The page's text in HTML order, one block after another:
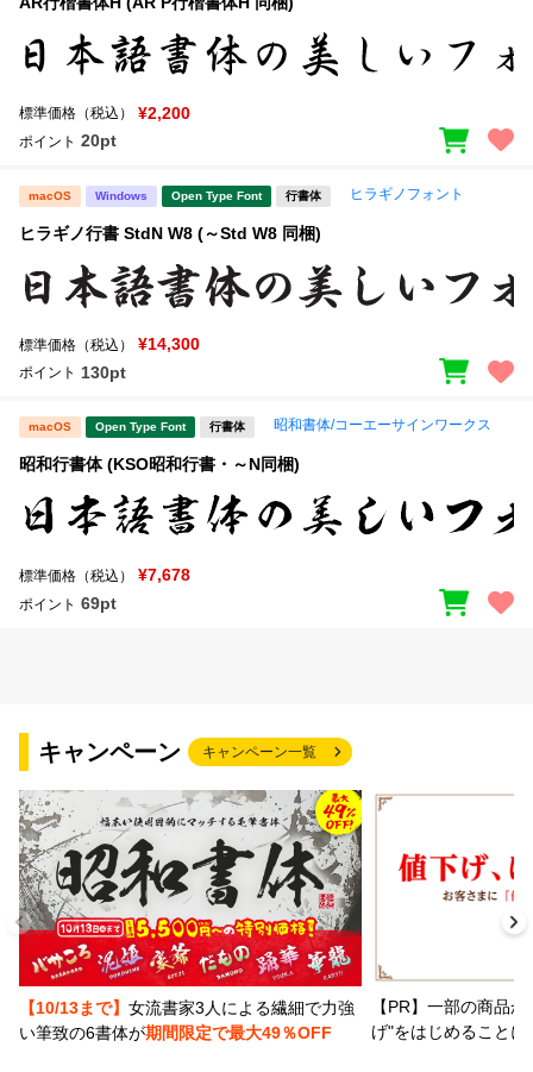
標準価格（税込） ¥2,200
ポイント 20pt
macOS Windows Open Type Font 行書体 ヒラギノフォント
ヒラギノ行書 StdN W8 (～Std W8 同梱)
標準価格（税込） ¥14,300
ポイント 130pt
macOS Open Type Font 行書体 昭和書体/コーエーサインワークス
昭和行書体 (KSO昭和行書・～N同梱)
標準価格（税込） ¥7,678
ポイント 69pt
キャンペーン キャンペーン一覧
【10/13まで】 女流書家3人による繊細で力強
い筆致の6書体が期間限定で最大49％OFF
【PR】一部の商品
げ"をはじめること